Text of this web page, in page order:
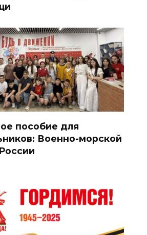
пособие для
Военно-морской